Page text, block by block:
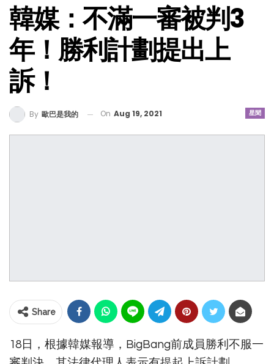
韓媒：不滿一審被判3
年！勝利計劃提出上
訴！
星聞
By 歐巴是我的 On Aug 19, 2021
Share
18日，根據韓媒報導，BigBang前成員勝利不服一